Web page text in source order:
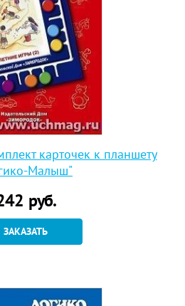
карточек к планшету
Малыш"
руб.
ЗАКАЗАТЬ